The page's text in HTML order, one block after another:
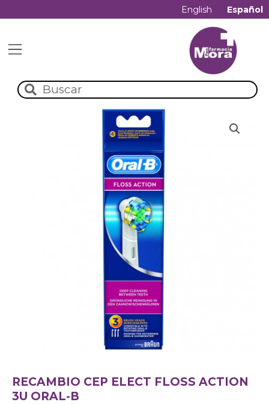
English Español
RECAMBIO CEP ELECT FLOSS ACTION
3U ORAL-B